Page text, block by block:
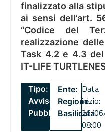
finalizzato alla
ai sensi dell’art.
“Codice del
realizzazione
Task 4.2 e 4.3 del
IT-LIFE
Tipo:
Avviso
Pubblico
Ente:
Regione
Basilicata
Data
inizio:
26/
08:00